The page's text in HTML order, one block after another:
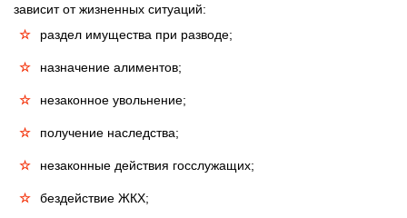
зависит от жизненных ситуаций:
раздел имущества при разводе;
назначение алиментов;
незаконное увольнение;
получение наследства;
незаконные действия госслужащих;
бездействие ЖКХ;